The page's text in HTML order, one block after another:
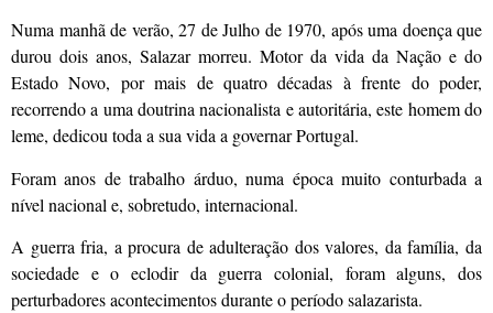
Numa manhã de verão, 27 de Julho de 1970, após uma doença que
durou dois anos, Salazar morreu. Motor da vida da Nação e do
Estado Novo, por mais de quatro décadas à frente do poder,
recorrendo a uma doutrina nacionalista e autoritária, este homem do
leme, dedicou toda a sua vida a governar Portugal.
Foram anos de trabalho árduo, numa época muito conturbada a
nível nacional e, sobretudo, internacional.
A guerra fria, a procura de adulteração dos valores, da família, da
sociedade e o eclodir da guerra colonial, foram alguns, dos
perturbadores acontecimentos durante o período salazarista.